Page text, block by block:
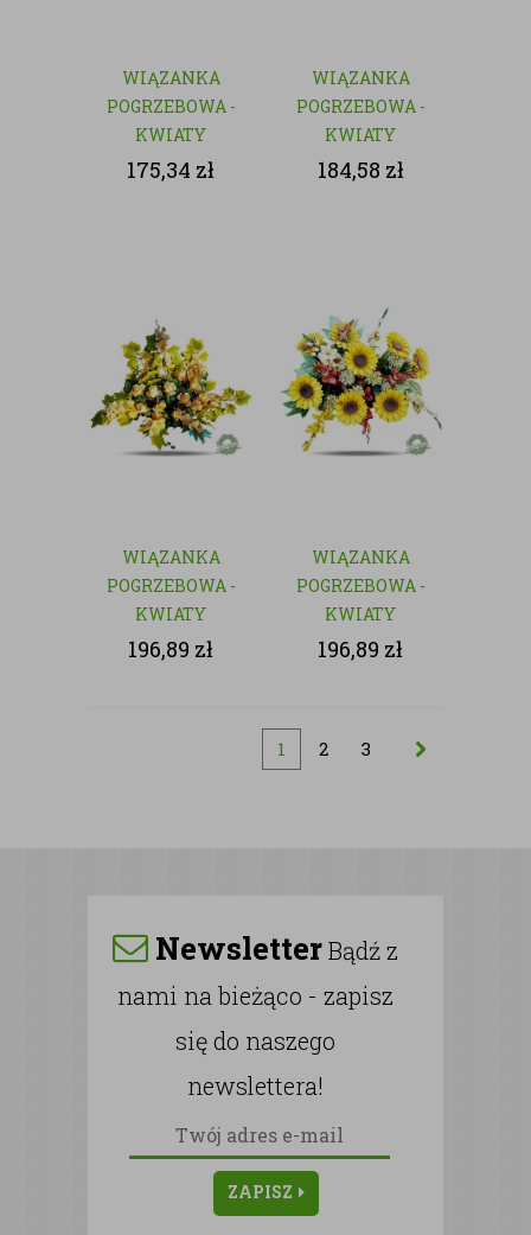
WIĄZANKA
POGRZEBOWA -
KWIATY
SZTUCZNE
175,34 zł
WIĄZANKA
POGRZEBOWA -
KWIATY
SZTUCZNE
184,58 zł
WIĄZANKA
POGRZEBOWA -
KWIATY
SZTUCZNE
196,89 zł
WIĄZANKA
POGRZEBOWA -
KWIATY
SZTUCZNE
196,89 zł
1 2 3
NewsletterBądź z
nami na bieżąco - zapisz
się do naszego
newslettera!
ZAPISZ